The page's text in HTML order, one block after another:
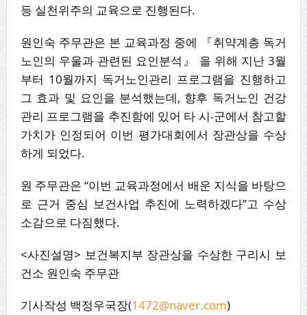
등 실천위주의 교육으로 진행된다.
원인숙 주무관은 본 교육과정 중에 『취약계층 독거
노인의 우울과 관련된 요인분석』 을 위해 지난 3월
부터 10월까지 독거노인관리 프로그램을 진행하고
그 효과 및 요인을 분석했는데, 향후 독거노인 건강
관리 프로그램을 추진함에 있어 타 시‧군에서 참고할
가치가 인정되어 이번 평가대회에서 장관상을 수상
하게 되었다.
원 주무관은 “이번 교육과정에서 배운 지식을 바탕으
로 근거 중심 보건사업 추진에 노력하겠다”고 수상
소감으로 다짐했다.
<사진설명> 보건복지부 장관상을 수상한 구리시 보
건소 원인숙 주무관
기사작성 백정우국장(1472@naver.com)